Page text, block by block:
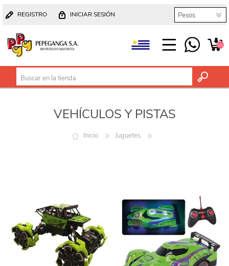
REGISTRO INICIAR SESIÓN
(0)
VEHÍCULOS Y PISTAS
Inicio Juguetes